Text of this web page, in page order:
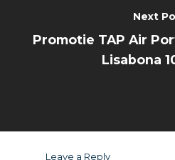
Next
Promotie TAP Air
Lisabona
Leave a Reply